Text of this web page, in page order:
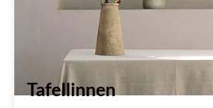
Tafellinnen